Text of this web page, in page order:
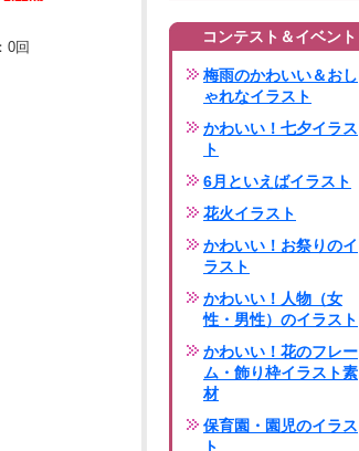
0回
コンテスト＆イベント
梅雨のかわいい＆おし
ゃれなイラスト
かわいい！七夕イラス
ト
6月といえばイラスト
花火イラスト
かわいい！お祭りのイ
ラスト
かわいい！人物（女
性・男性）のイラスト
かわいい！花のフレー
ム・飾り枠イラスト素
材
保育園・園児のイラス
ト